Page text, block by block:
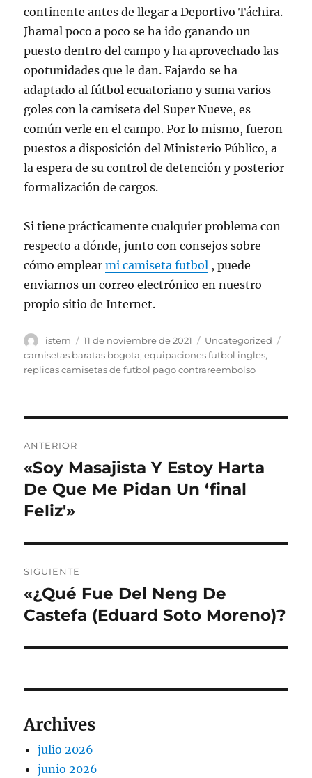
continente antes de llegar a Deportivo Táchira.
Jhamal poco a poco se ha ido ganando un
puesto dentro del campo y ha aprovechado las
opotunidades que le dan. Fajardo se ha
adaptado al fútbol ecuatoriano y suma varios
goles con la camiseta del Super Nueve, es
común verle en el campo. Por lo mismo, fueron
puestos a disposición del Ministerio Público, a
la espera de su control de detención y posterior
formalización de cargos.
Si tiene prácticamente cualquier problema con
respecto a dónde, junto con consejos sobre
cómo emplearmi camiseta futbol , puede
enviarnos un correo electrónico en nuestro
propio sitio de Internet.
Autor
istern
Publicado
el
11 de noviembre de 2021 Categorías
Uncategorized
camisetas baratas bogota,equipaciones futbol ingles,
replicas camisetas de futbol pago contrareembolso
de
entradas
ANTERIOR
Entrada
anterior:
«Soy Masajista Y Estoy Harta
De Que Me Pidan Un ‘final
Feliz'»
SIGUIENTE
Entrada
siguiente:
«¿Qué Fue Del Neng De
Castefa (Eduard Soto Moreno)?
Archives
julio 2026
junio 2026